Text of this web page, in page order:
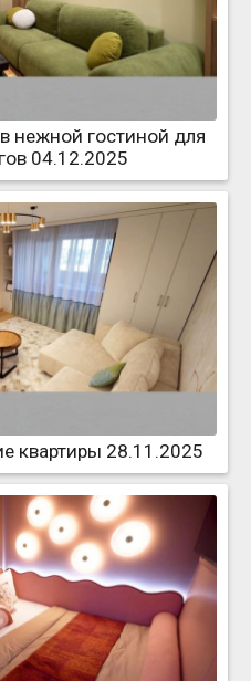
нежной гостиной для
04.12.2025
квартиры 28.11.2025